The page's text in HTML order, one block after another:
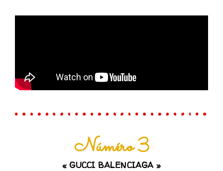
Núméro 3
« GUCCI BALENCIAGA »